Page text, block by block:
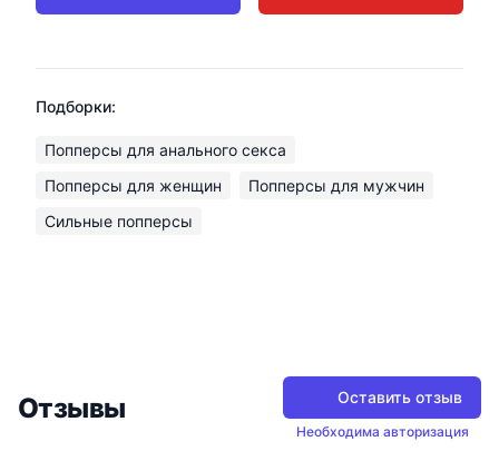
Подборки:
Попперсы для анального секса
Попперсы для женщин
Попперсы для мужчин
Сильные попперсы
Отзывы Оставить отзыв
Необходима авторизация